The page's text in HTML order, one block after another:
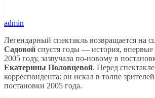
admin
Легендарный спектакль возвращается на
Садовой спустя годы — история, впервые
2005 году, зазвучала по-новому в
Екатерины Половцевой. Перед
корреспондента: он искал в толпе
постановки 2005 года.